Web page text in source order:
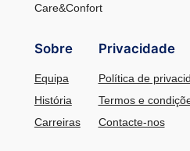
Care&Confort
Sobre
Equipa
História
Carreiras
Privacidade
Política de
Termos e
Contacte-nos